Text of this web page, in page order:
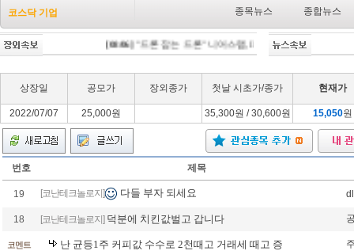
코스닥 기업
종목뉴스
종합뉴스
[08/06]"드론 잡는 드론" 니어스랩, IPO 시동 "2029년 방공망
상장일 공모가 장외종가 첫날 시초가/종가 현재가
2022/07/07 25,000원 35,300원 / 30,600원 15,050원
번호 제목
19 [코난테크놀로지] 다들 부자 되세요
18 [코난테크놀로지] 덕분에 치킨값벌고 갑니다
코멘트 난 균등1주 커피값 수수로 2천때고 거래세 때고 증